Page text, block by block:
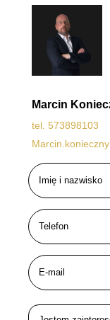
Marcin
tel. 573898103